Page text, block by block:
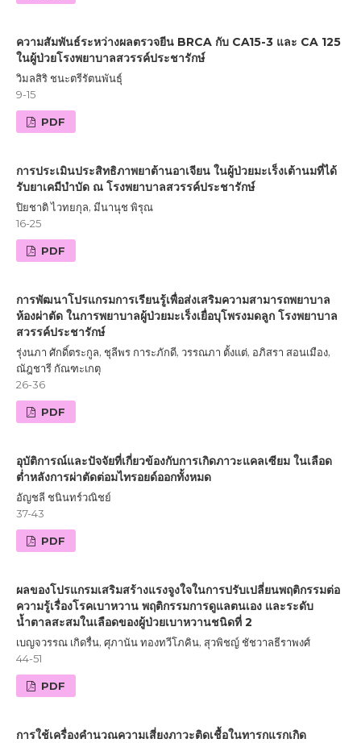
ความสัมพันธ์ระหว่างผลตรวจยีน BRCA กับ CA15-3 และ CA 125
ในผู้ป่วยโรงพยาบาลสวรรค์ประชารักษ์
วิมลสิริ ชนะตรีรัตนพันธุ์
9-15
PDF
การประเมินประสิทธิภาพยาต้านอาเจียน ในผู้ป่วยมะเร็งเต้านมที่ได้
รับยาเคมีบำบัด ณ โรงพยาบาลสวรรค์ประชารักษ์
ปิยชาติ ไวทยกุล, มีนานุช พิรุณ
16-25
PDF
การพัฒนาโปรแกรมการเรียนรู้เพื่อส่งเสริมความสามารถพยาบาล
ห้องผ่าตัด ในการพยาบาลผู้ป่วยมะเร็งเยื่อบุโพรงมดลูก โรงพยาบาล
สวรรค์ประชารักษ์
รุ่งนภา ศักดิ์ตระกูล, ชุลีพร การะภักดี, วรรณภา ตั้งแต่, อภิสรา สอนเมือง,
ณัฎชารี กัณฑะเกตุ
26-36
PDF
อุบัติการณ์และปัจจัยที่เกี่ยวข้องกับการเกิดภาวะแคลเซียม ในเลือด
ต่ำหลังการผ่าตัดต่อมไทรอยด์ออกทั้งหมด
อัญชลี ชนินทร์วณิชย์
37-43
PDF
ผลของโปรแกรมเสริมสร้างแรงจูงใจในการปรับเปลี่ยนพฤติกรรมต่อ
ความรู้เรื่องโรคเบาหวาน พฤติกรรมการดูแลตนเอง และระดับ
น้ำตาลสะสมในเลือดของผู้ป่วยเบาหวานชนิดที่ 2
เบญจวรรณ เกิดรื่น, ศุภานัน ทองทวีโภคิน, สุวพิชญ์ ชัชวาลธีราพงศ์
44-51
PDF
การใช้เครื่องคำนวณความเสี่ยงภาวะติดเชื้อในทารกแรกเกิด